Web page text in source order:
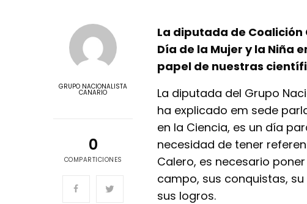
GRUPO NACIONALISTA
CANARIO
0
COMPARTICIONES
La diputada de
Día de la Mujer y la Niña
papel de nuestras
La diputada del Grupo
ha explicado em sede
en la Ciencia, es un día
necesidad de tener
Calero, es necesario
campo, sus conquistas,
sus logros.